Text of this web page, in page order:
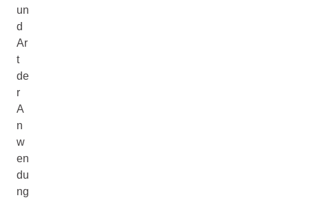
un
d
Ar
t
de
r
A
n
w
en
du
ng